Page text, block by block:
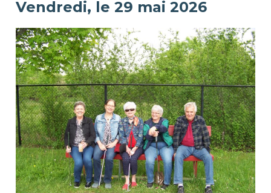
Vendredi, le 29 mai 2026